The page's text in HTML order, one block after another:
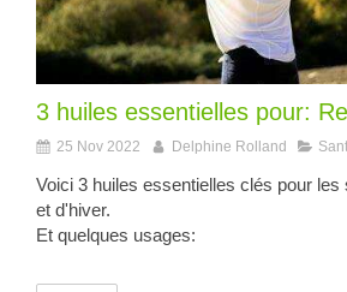
3 huiles essentielles pour:
25 Nov 2022 Delphine Rolland
Voici 3 huiles essentielles clés pour
et d'hiver.
Et quelques usages: